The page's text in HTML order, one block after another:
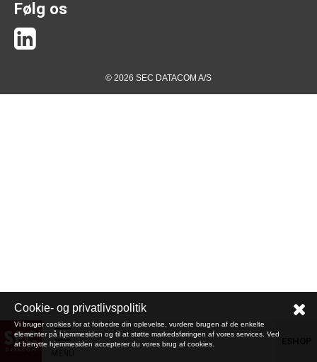
Følg os
© 2026 SEC DATACOM A/S
Cookie- og privatlivspolitik
Vi bruger cookies for at forbedre din oplevelse, vurdere brugen af de enkelte
elementer på hjemmesiden og til at støtte markedsføringen af vores services. Ved
at benytte hjemmesiden accepterer du vores brug af cookies.